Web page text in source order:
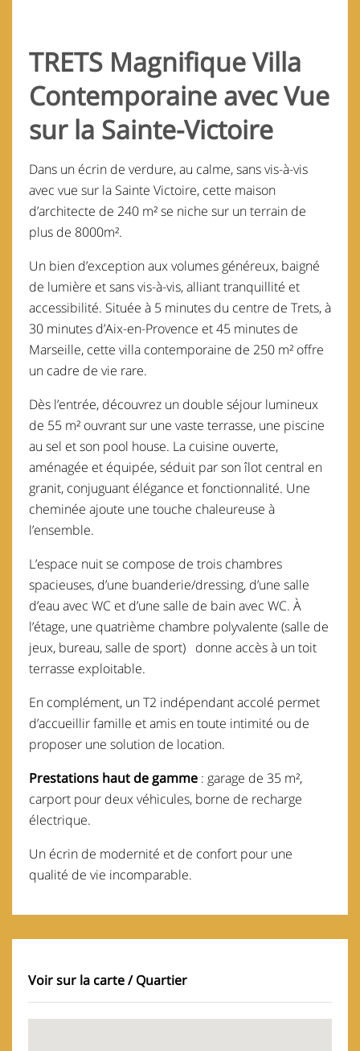
TRETS Magnifique Villa
Contemporaine avec Vue
sur la Sainte-Victoire
Dans un écrin de verdure, au calme, sans vis-à-vis
avec vue sur la Sainte Victoire, cette maison
d’architecte de 240 m² se niche sur un terrain de
plus de 8000m².
Un bien d’exception aux volumes généreux, baigné
de lumière et sans vis-à-vis, alliant tranquillité et
accessibilité. Située à 5 minutes du centre de Trets, à
30 minutes d’Aix-en-Provence et 45 minutes de
Marseille, cette villa contemporaine de 250 m² offre
un cadre de vie rare.
Dès l’entrée, découvrez un double séjour lumineux
de 55 m² ouvrant sur une vaste terrasse, une piscine
au sel et son pool house. La cuisine ouverte,
aménagée et équipée, séduit par son îlot central en
granit, conjuguant élégance et fonctionnalité. Une
cheminée ajoute une touche chaleureuse à
l’ensemble.
L’espace nuit se compose de trois chambres
spacieuses, d’une buanderie/dressing, d’une salle
d’eau avec WC et d’une salle de bain avec WC. À
l’étage, une quatrième chambre polyvalente (salle de
jeux, bureau, salle de sport) donne accès à un toit
terrasse exploitable.
En complément, un T2 indépendant accolé permet
d’accueillir famille et amis en toute intimité ou de
proposer une solution de location.
Prestations haut de gamme : garage de 35 m²,
carport pour deux véhicules, borne de recharge
électrique.
Un écrin de modernité et de confort pour une
qualité de vie incomparable.
Voir sur la carte / Quartier